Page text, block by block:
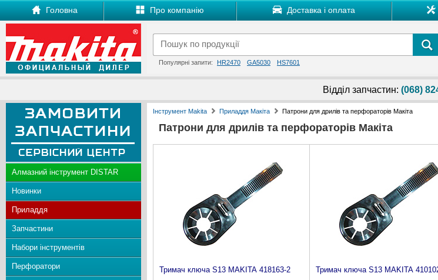
Головна Про компанію Доставка і оплата
Популярні запити: HR2470 GA5030 HS7601
Відділ запчастин: (068)
Алмазний інструмент DISTAR
Новинки
Приладдя
Запчастини
Набори інструментів
Перфоратори
Інструмент Makita Приладдя Макіта Патрони для дрилів та перфораторів Макіта
Патрони для дрилів та перфораторів Макіта
Тримач ключа S13 MAKITA 418163-2 Тримач ключа S13 MAKITA